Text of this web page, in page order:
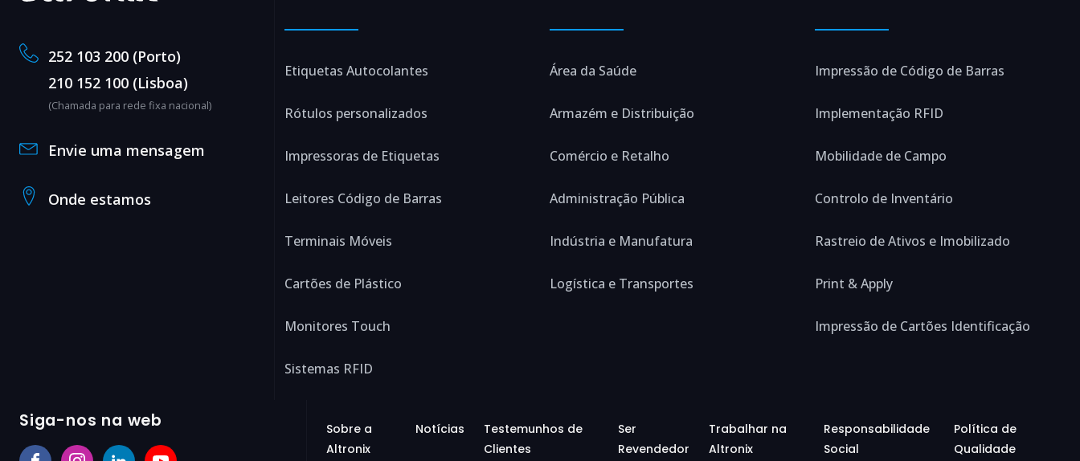
252 103 200 (Porto)
210 152 100 (Lisboa)
(Chamada para rede fixa nacional)
Envie uma mensagem
Onde estamos
Etiquetas Autocolantes
Rótulos personalizados
Impressoras de Etiquetas
Leitores Código de Barras
Terminais Móveis
Cartões de Plástico
Monitores Touch
Sistemas RFID
Área da Saúde
Armazém e Distribuição
Comércio e Retalho
Administração Pública
Indústria e Manufatura
Logística e Transportes
Impressão de Código de Barras
Implementação RFID
Mobilidade de Campo
Controlo de Inventário
Rastreio de Ativos e Imobilizado
Print & Apply
Impressão de Cartões Identificação
Siga-nos na web
Sobre a
Altronix
Notícias
Testemunhos de
Clientes
Ser
Revendedor
Trabalhar na
Altronix
Responsabilidade
Social
Política de
Qualidade